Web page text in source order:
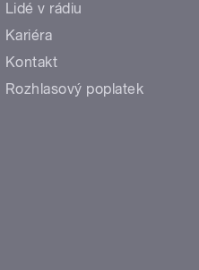
Lidé v rádiu
Kariéra
Kontakt
Rozhlasový poplatek